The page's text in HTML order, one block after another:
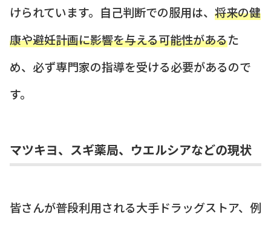
けられています。自己判断での服用は、 将来の健
康や避妊計画に影響を与える可能性があるた
め、必ず専門家の指導を受ける必要があるので
す。
マツキヨ、スギ薬局、ウエルシアなどの現状
皆さんが普段利用される大手ドラッグストア、例